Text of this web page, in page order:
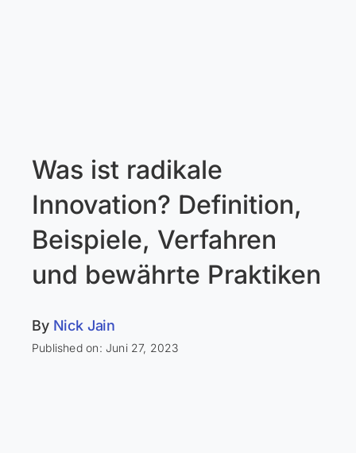
Was ist radikale
Innovation? Definition,
Beispiele, Verfahren
und bewährte Praktiken
By Nick Jain
Published on: Juni 27, 2023